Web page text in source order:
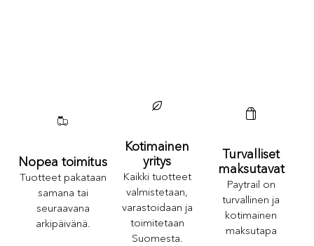
Nopea toimitus
Tuotteet pakataan
samana tai
seuraavana
arkipäivänä.
Kotimainen
yritys
Kaikki tuotteet
valmistetaan,
varastoidaan ja
toimitetaan
Suomesta.
Turvalliset
maksutavat
Paytrail on
turvallinen ja
kotimainen
maksutapa